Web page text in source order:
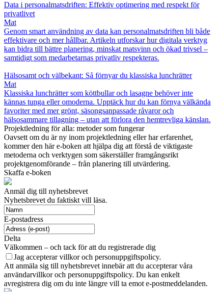
Data i personalmatsdriften: Effektiv optimering med respekt för
privatlivet
Mat
Genom smart användning av data kan personalmatsdriften bli både
effektivare och mer hållbar. Artikeln utforskar hur digitala verktyg
kan bidra till bättre planering, minskat matsvinn och ökad trivsel –
samtidigt som medarbetarnas privatliv respekteras.
Hälsosamt och välbekant: Så förnyar du klassiska lunchrätter
Mat
Klassiska lunchrätter som köttbullar och lasagne behöver inte
kännas tunga eller omoderna. Upptäck hur du kan förnya välkända
favoriter med mer grönt, säsongsanpassade råvaror och
hälsosammare tillagning – utan att förlora den hemtrevliga känslan.
Projektledning för alla: metoder som fungerar
Oavsett om du är ny inom projektledning eller har erfarenhet,
kommer den här e-boken att hjälpa dig att förstå de viktigaste
metoderna och verktygen som säkerställer framgångsrikt
projektgenomförande – från planering till utvärdering.
Skaffa e-boken
Anmäl dig till nyhetsbrevet
Nyhetsbrevet du faktiskt vill läsa.
E-postadress
Delta
Välkommen – och tack för att du registrerade dig
Jag accepterar villkor och personuppgiftspolicy.
Att anmäla sig till nyhetsbrevet innebär att du accepterar våra
användarvillkor och personuppgiftspolicy. Du kan enkelt
avregistrera dig om du inte längre vill ta emot e-postmeddelanden.